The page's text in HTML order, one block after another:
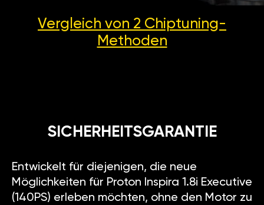
Vergleich von 2 Chiptuning-
Methoden
SICHERHEITSGARANTIE
Entwickelt für diejenigen, die neue
Möglichkeiten für Proton Inspira 1.8i Executive
(140PS) erleben möchten, ohne den Motor zu